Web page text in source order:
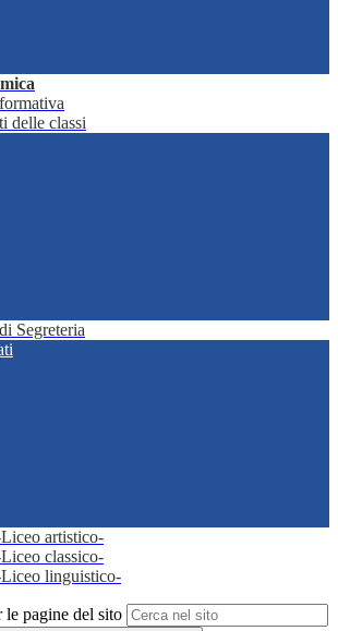
delle classi
Segreteria
artistico-
classico-
linguistico-
le pagine del sito